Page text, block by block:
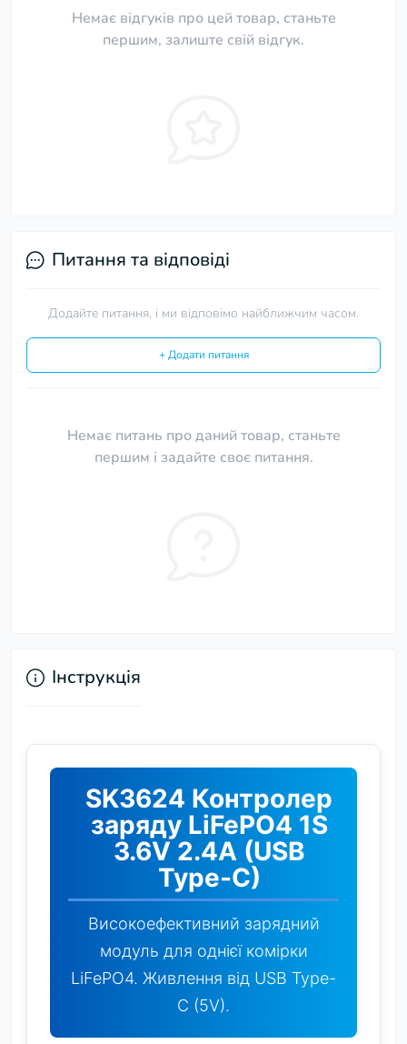
Немає відгуків про цей товар, станьте
першим, залиште свій відгук.
Питання та відповіді
Додайте питання, і ми відповімо найближчим часом.
+ Додати питання
Немає питань про даний товар, станьте
першим і задайте своє питання.
Інструкція
SK3624 Контролер
заряду LiFePO4 1S
3.6V 2.4A (USB
Type-C)
Високоефективний зарядний
модуль для однієї комірки
LiFePO4. Живлення від USB Type-
C (5V).